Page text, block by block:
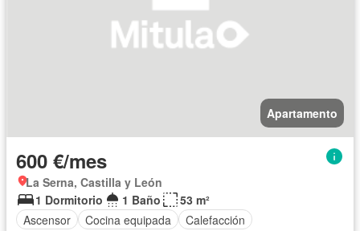
Apartamento
600 €/mes
La Serna, Castilla y León
1 Dormitorio
1 Baño
53 m²
Ascensor
Cocina equipada Calefacción